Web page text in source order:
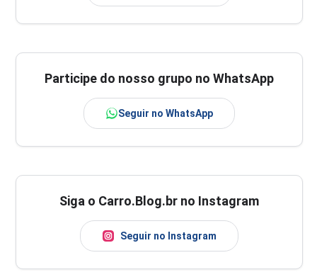
Participe do nosso grupo no WhatsApp
Seguir no WhatsApp
Siga o Carro.Blog.br no Instagram
Seguir no Instagram